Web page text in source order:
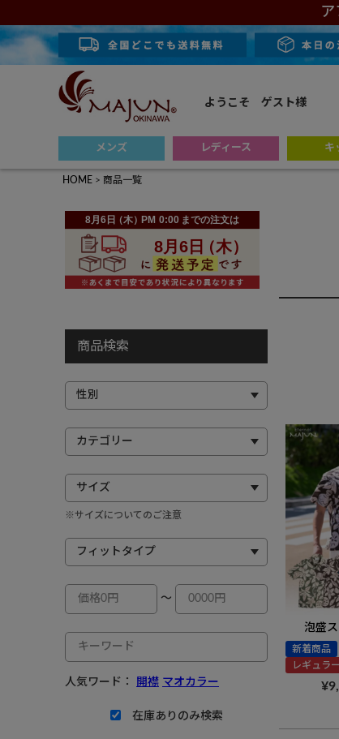
ようこそ ゲスト様
メンズ レディース キ
HOME 商品一覧
商品検索
※サイズについてのご注意
～
人気ワード： 開襟 マオカラー
在庫ありのみ検索
泡盛
新着商品
レギュラ
¥